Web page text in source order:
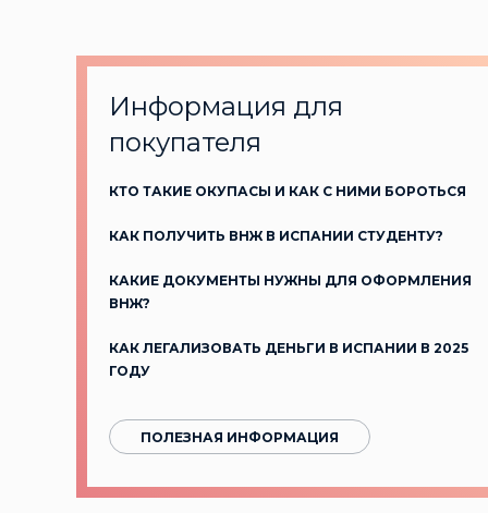
Информация для
покупателя
КТО ТАКИЕ ОКУПАСЫ И КАК С НИМИ БОРОТЬСЯ
КАК ПОЛУЧИТЬ ВНЖ В ИСПАНИИ СТУДЕНТУ?
КАКИЕ ДОКУМЕНТЫ НУЖНЫ ДЛЯ ОФОРМЛЕНИЯ
ВНЖ?
КАК ЛЕГАЛИЗОВАТЬ ДЕНЬГИ В ИСПАНИИ В 2025
ГОДУ
ПОЛЕЗНАЯ ИНФОРМАЦИЯ